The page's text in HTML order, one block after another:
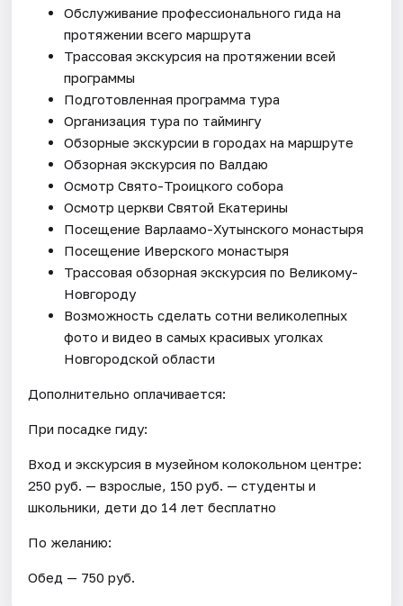
Обслуживание профессионального гида на
протяжении всего маршрута
Трассовая экскурсия на протяжении всей
программы
Подготовленная программа тура
Организация тура по таймингу
Обзорные экскурсии в городах на маршруте
Обзорная экскурсия по Валдаю
Осмотр Свято-Троицкого собора
Осмотр церкви Святой Екатерины
Посещение Варлаамо-Хутынского монастыря
Посещение Иверского монастыря
Трассовая обзорная экскурсия по Великому-
Новгороду
Возможность сделать сотни великолепных
фото и видео в самых красивых уголках
Новгородской области
Дополнительно оплачивается:
При посадке гиду:
Вход и экскурсия в музейном колокольном центре:
250 руб. — взрослые, 150 руб. — студенты и
школьники, дети до 14 лет бесплатно
По желанию:
Обед — 750 руб.